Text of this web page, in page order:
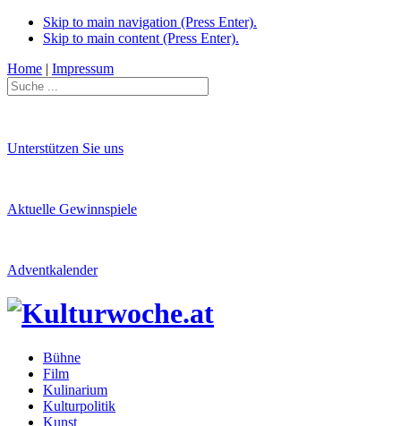
Skip to main navigation (Press Enter).
Skip to main content (Press Enter).
Home | Impressum
Unterstützen Sie uns
Aktuelle Gewinnspiele
Adventkalender
Bühne
Film
Kulinarium
Kulturpolitik
Kunst